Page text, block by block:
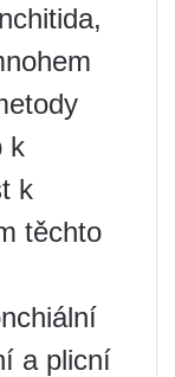
k
k
těchto
a plicní